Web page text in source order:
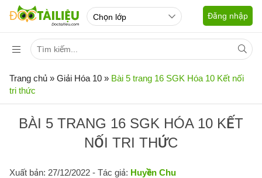
Đăng nhập
Trang chủ » Giải Hóa 10 » Bài 5 trang 16 SGK Hóa 10 Kết nối
tri thức
BÀI 5 TRANG 16 SGK HÓA 10 KẾT
NỐI TRI THỨC
Xuất bản: 27/12/2022 - Tác giả: Huyền Chu